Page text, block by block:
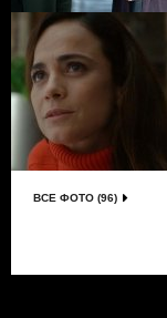
ВСЕ ФОТО (96)